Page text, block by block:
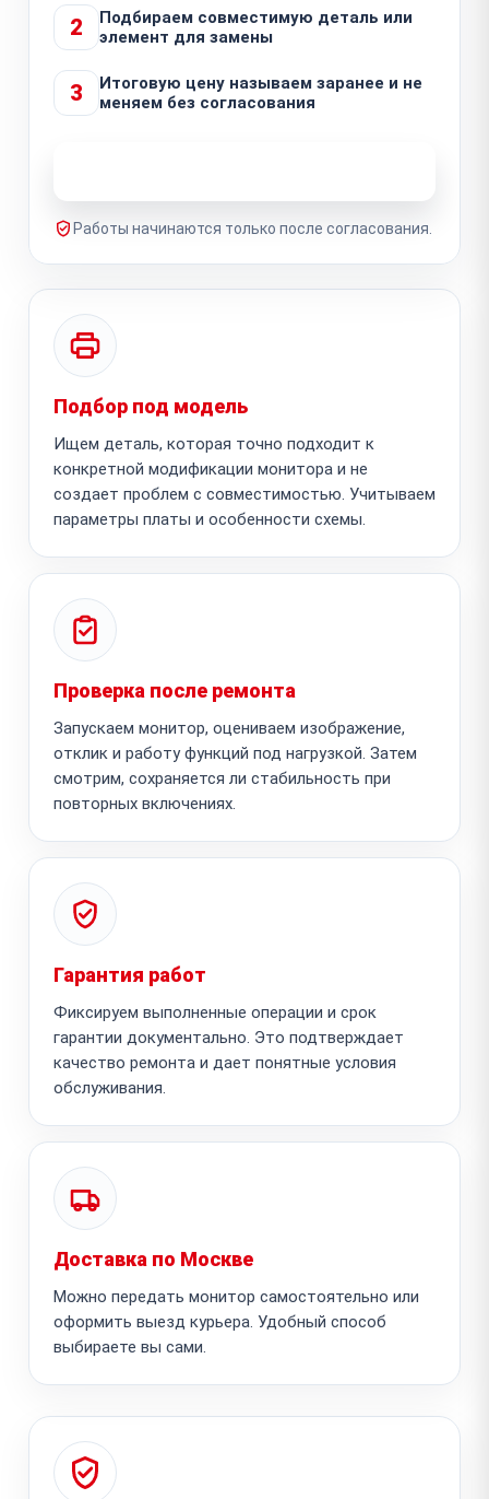
2
Подбираем совместимую деталь или
элемент для замены
3
Итоговую цену называем заранее и не
меняем без согласования
Работы начинаются только после согласования.
Подбор под модель
Ищем деталь, которая точно подходит к
конкретной модификации монитора и не
создает проблем с совместимостью. Учитываем
параметры платы и особенности схемы.
Проверка после ремонта
Запускаем монитор, оцениваем изображение,
отклик и работу функций под нагрузкой. Затем
смотрим, сохраняется ли стабильность при
повторных включениях.
Гарантия работ
Фиксируем выполненные операции и срок
гарантии документально. Это подтверждает
качество ремонта и дает понятные условия
обслуживания.
Доставка по Москве
Можно передать монитор самостоятельно или
оформить выезд курьера. Удобный способ
выбираете вы сами.